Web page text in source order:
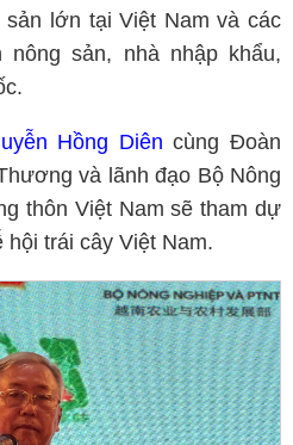
sản lớn tại Việt Nam và các
nông sản, nhà nhập khẩu,
Hồng Diên cùng Đoàn
và lãnh đạo Bộ Nông
thôn Việt Nam sẽ tham dự
hội trái cây Việt Nam.